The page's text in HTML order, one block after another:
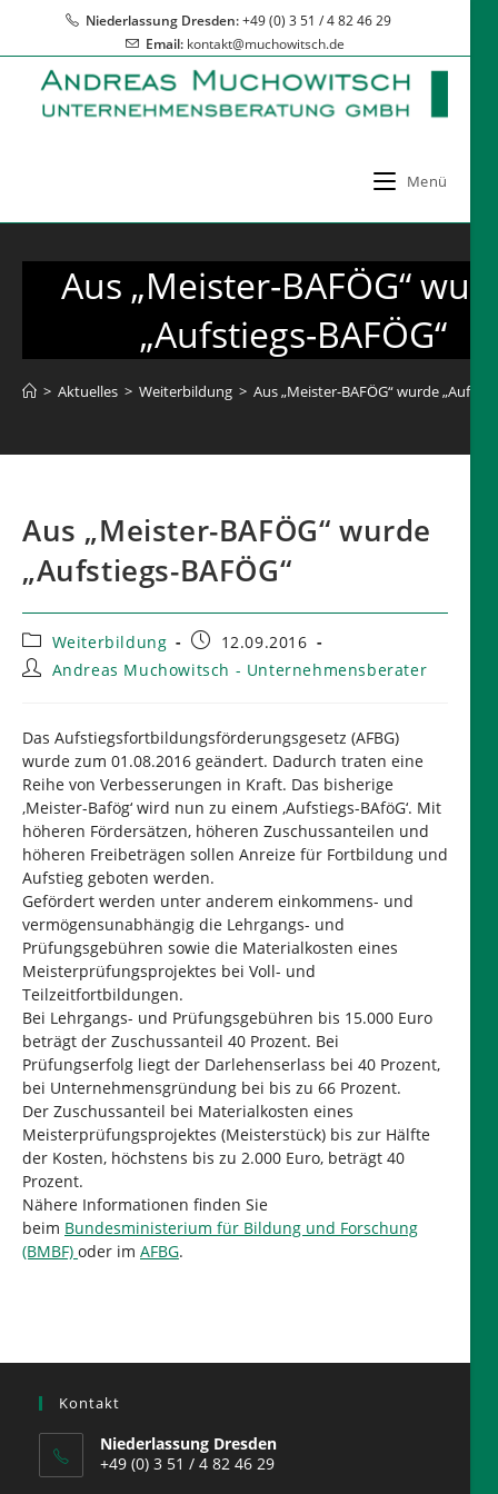
springen
Niederlassung Dresden:+49 (0) 3 51 / 4 82 46 29
Email: kontakt@muchowitsch.de
Menü
Aus „Meister-BAFÖG“
„Aufstiegs-BAFÖG“
> Aktuelles > Weiterbildung > Aus „Meister-BAFÖG“ wurde
Aus „Meister-BAFÖG“ wurde
„Aufstiegs-BAFÖG“
Beitrags-
Kategorie:
Weiterbildung
Beitrag
veröffentlicht:
12.09.2016
Beitrags-
Andreas Muchowitsch - Unternehmensberater
Das Aufstiegsfortbildungsförderungsgesetz (AFBG)
wurde zum 01.08.2016 geändert. Dadurch traten eine
Reihe von Verbesserungen in Kraft. Das bisherige
‚Meister-Bafög‘ wird nun zu einem ‚Aufstiegs-BAföG‘. Mit
höheren Fördersätzen, höheren Zuschussanteilen und
höheren Freibeträgen sollen Anreize für Fortbildung und
Aufstieg geboten werden.
Gefördert werden unter anderem einkommens- und
vermögensunabhängig die Lehrgangs- und
Prüfungsgebühren sowie die Materialkosten eines
Meisterprüfungsprojektes bei Voll- und
Teilzeitfortbildungen.
Bei Lehrgangs- und Prüfungsgebühren bis 15.000 Euro
beträgt der Zuschussanteil 40 Prozent. Bei
Prüfungserfolg liegt der Darlehenserlass bei 40 Prozent,
bei Unternehmensgründung bei bis zu 66 Prozent.
Der Zuschussanteil bei Materialkosten eines
Meisterprüfungsprojektes (Meisterstück) bis zur Hälfte
der Kosten, höchstens bis zu 2.000 Euro, beträgt 40
Prozent.
Nähere Informationen finden Sie
beim Bundesministerium für Bildung und Forschung
(BMBF) oder im AFBG.
Kontakt
Niederlassung Dresden
+49 (0) 3 51 / 4 82 46 29